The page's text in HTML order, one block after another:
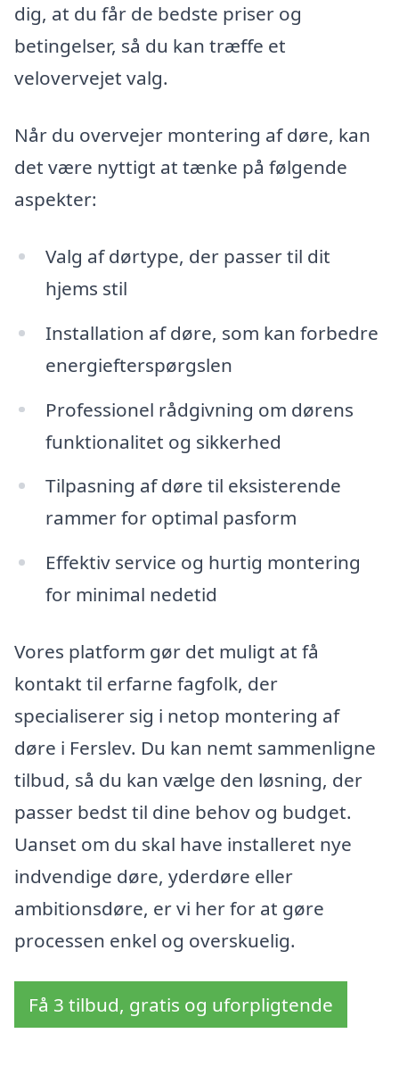
dig, at du får de bedste priser og
betingelser, så du kan træffe et
velovervejet valg.
Når du overvejer montering af døre, kan
det være nyttigt at tænke på følgende
aspekter:
Valg af dørtype, der passer til dit
hjems stil
Installation af døre, som kan forbedre
energiefterspørgslen
Professionel rådgivning om dørens
funktionalitet og sikkerhed
Tilpasning af døre til eksisterende
rammer for optimal pasform
Effektiv service og hurtig montering
for minimal nedetid
Vores platform gør det muligt at få
kontakt til erfarne fagfolk, der
specialiserer sig i netop montering af
døre i Ferslev. Du kan nemt sammenligne
tilbud, så du kan vælge den løsning, der
passer bedst til dine behov og budget.
Uanset om du skal have installeret nye
indvendige døre, yderdøre eller
ambitionsdøre, er vi her for at gøre
processen enkel og overskuelig.
Få 3 tilbud, gratis og uforpligtende